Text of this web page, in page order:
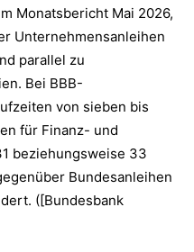
Monatsbericht Mai 2026,
Unternehmensanleihen
parallel zu
Bei BBB-
von sieben bis
für Finanz- und
beziehungsweise 33
Bundesanleihen
([Bundesbank